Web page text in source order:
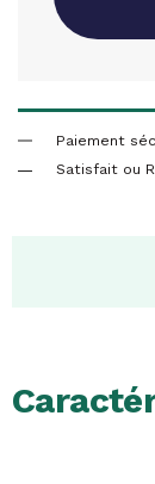
Paiement
Satisfait ou